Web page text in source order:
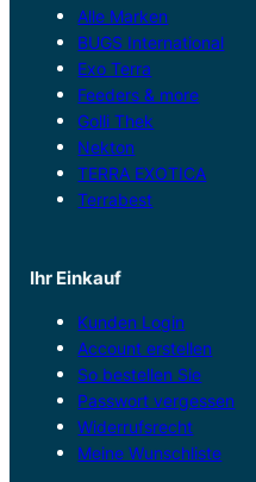
Alle Marken
BUGS International
Exo Terra
Feeders & more
Golli Thek
Nekton
TERRA EXOTICA
Terrabest
Ihr Einkauf
Kunden Login
Account erstellen
So bestellen Sie
Passwort vergessen
Widerrufsrecht
Meine Wunschliste